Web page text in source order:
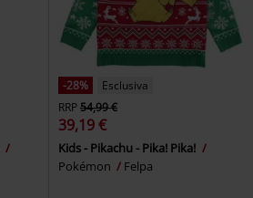
-28%
Esclusiva
RRP54,99 €
39,19 €
Kids - Pikachu - Pika! Pika!
Pokémon
Felpa